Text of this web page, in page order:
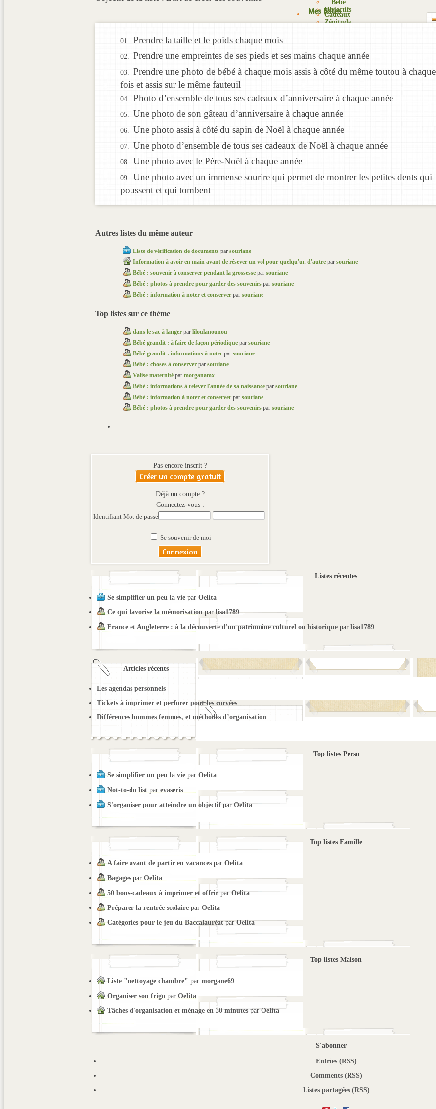
Bébé
Cadeaux
Objectifs
Zénitude
Rêves
Mes listes
Les
listes
partage
liste
S’organiser
Trucs
astuces
de
listes
et
Kits à
Prendre la taille et le poids chaque mois
Prendre une empreintes de ses pieds et ses mains chaque année
Prendre une photo de bébé à chaque mois assis à côté du même toutou à chaque
fois et assis sur le même fauteuil
Photo d’ensemble de tous ses cadeaux d’anniversaire à chaque année
Une photo de son gâteau d’anniversaire à chaque année
Une photo assis à côté du sapin de Noël à chaque année
Une photo d’ensemble de tous ses cadeaux de Noël à chaque année
Une photo avec le Père-Noël à chaque année
Une photo avec un immense sourire qui permet de montrer les petites dents qui
poussent et qui tombent
Autres listes du même auteur
Liste de vérification de documentspar souriane
Information à avoir en main avant de résever un vol pour quelqu'un d'autrepar souriane
Bébé : souvenir à conserver pendant la grossessepar souriane
Bébé : photos à prendre pour garder des souvenirspar souriane
Bébé : information à noter et conserverpar souriane
Top listes sur ce thème
dans le sac à langerpar liloulanounou
Bébé grandit : à faire de façon périodiquepar souriane
Bébé grandit : informations à noterpar souriane
Bébé : choses à conserverpar souriane
Valise maternitépar morganamx
Bébé : informations à relever l'année de sa naissancepar souriane
Bébé : information à noter et conserverpar souriane
Bébé : photos à prendre pour garder des souvenirspar souriane
Pas encore inscrit ?
Créer un compte gratuit
Déjà un compte ?
Connectez-vous :
Identifiant Mot de passe
Se souvenir de moi
Listes récentes
Se simplifier un peu la viepar Oelita
Ce qui favorise la mémorisationpar lisa1789
France et Angleterre : à la découverte d'un patrimoine culturel ou historiquepar lisa1789
Articles récents
Les agendas personnels
Tickets à imprimer et perforer pour les corvées
Différences hommes femmes, et méthodes d’organisation
Top listes Perso
Se simplifier un peu la viepar Oelita
Not-to-do listpar evaseris
S'organiser pour atteindre un objectifpar Oelita
Top listes Famille
A faire avant de partir en vacancespar Oelita
Bagages par Oelita
50 bons-cadeaux à imprimer et offrirpar Oelita
Préparer la rentrée scolairepar Oelita
Catégories pour le jeu du BaccalauréatparOelita
Top listes Maison
Liste "nettoyage chambre" par morgane69
Organiser son frigopar Oelita
Tâches d'organisation et ménage en 30 minutesparOelita
S'abonner
Entries (RSS)
Comments (RSS)
Listes partagées (RSS)